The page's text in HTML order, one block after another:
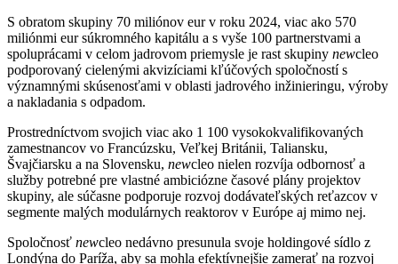
S obratom skupiny 70 miliónov eur v roku 2024, viac ako 570
miliónmi eur súkromného kapitálu a s vyše 100 partnerstvami a
spoluprácami v celom jadrovom priemysle je rast skupiny newcleo
podporovaný cielenými akvizíciami kľúčových spoločností s
významnými skúsenosťami v oblasti jadrového inžinieringu, výroby
a nakladania s odpadom.
Prostredníctvom svojich viac ako 1 100 vysokokvalifikovaných
zamestnancov vo Francúzsku, Veľkej Británii, Taliansku,
Švajčiarsku a na Slovensku, newcleo nielen rozvíja odbornosť a
služby potrebné pre vlastné ambiciózne časové plány projektov
skupiny, ale súčasne podporuje rozvoj dodávateľských reťazcov v
segmente malých modulárnych reaktorov v Európe aj mimo nej.
Spoločnosť newcleo nedávno presunula svoje holdingové sídlo z
Londýna do Paríža, aby sa mohla efektívnejšie zamerať na rozvoj